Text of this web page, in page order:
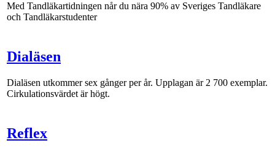
Med Tandläkartidningen når du nära 90% av Sveriges Tandläkare
och Tandläkarstudenter
Dialäsen
Dialäsen utkommer sex gånger per år. Upplagan är 2 700 exemplar.
Cirkulationsvärdet är högt.
Reflex